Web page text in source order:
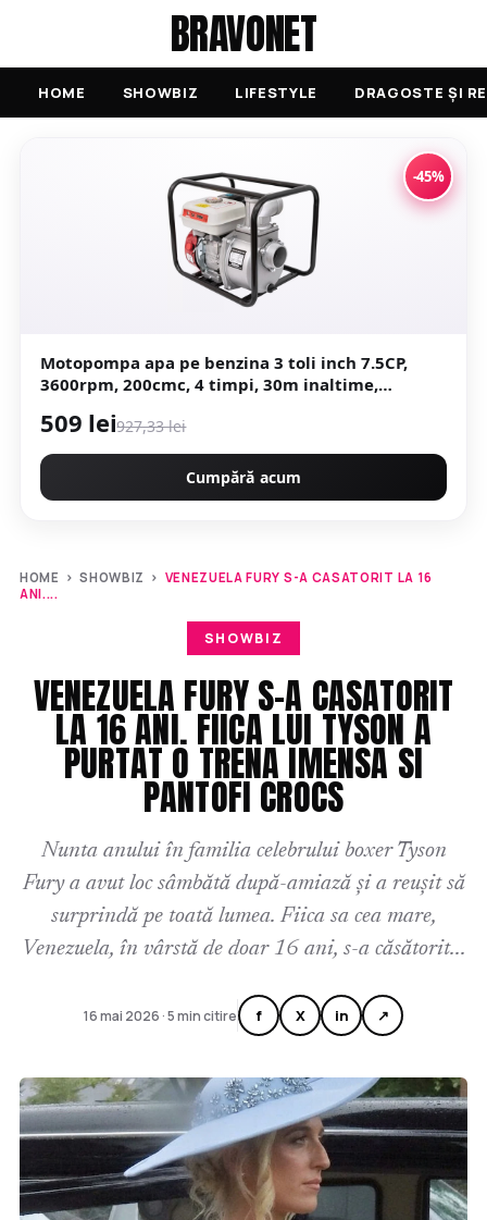
BRAVONET
HOME SHOWBIZ LIFESTYLE DRAGOSTE ȘI
-45%
Motopompa apa pe benzina 3 toli inch 7.5CP,
3600rpm, 200cmc, 4 timpi, 30m inaltime,
509 lei927,33 lei
Cumpără acum
HOME ›SHOWBIZ › VENEZUELA FURY S-A CASATORIT LA 16
ANI....
SHOWBIZ
VENEZUELA FURY S-A CASATORIT
LA 16 ANI. FIICA LUI TYSON A
PURTAT O TRENA IMENSA SI
PANTOFI CROCS
Nunta anului în familia celebrului boxer Tyson
Fury a avut loc sâmbătă după-amiază și a reușit să
surprindă pe toată lumea. Fiica sa cea mare,
Venezuela, în vârstă de doar 16 ani, s-a căsătorit...
16 mai 2026 · 5 min citire f X in ↗